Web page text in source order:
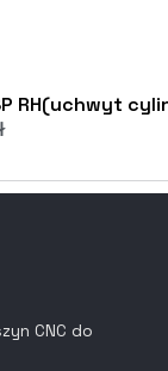
RH(uchwyt
CNC do